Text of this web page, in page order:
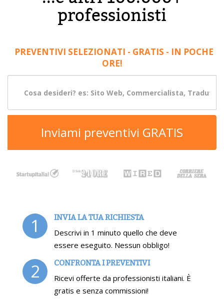
professionisti
PREVENTIVI SELEZIONATI - GRATIS - IN POCHE
ORE!
Inviami preventivi GRATIS
1 INVIA LA TUA RICHIESTA
Descrivi in 1 minuto quello che deve
essere eseguito. Nessun obbligo!
2 CONFRONTA I PREVENTIVI
Ricevi offerte da professionisti italiani. È
gratis e senza commissioni!